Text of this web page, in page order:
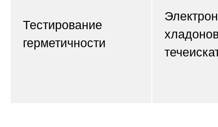
Тестирование
герметичности